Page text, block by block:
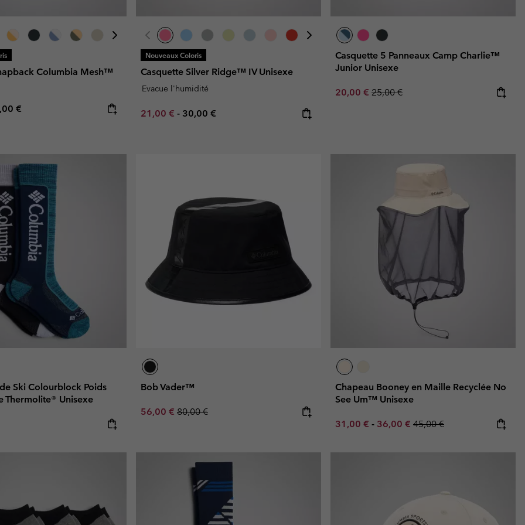
Columbia Mesh™
price: price:
€
Nouveaux Coloris
Casquette Silver Ridge™ IV Unisexe
Evacue l'humidité
Minimum sale price:
21,00 € - Maximum price:
30,00 €
Casquette 5 Panneaux Camp Charlie™
Junior Unisexe
Sale price:
20,00 € Regular price:
25,00 €
Ski Colourblock Poids
Thermolite® Unisexe
Bob Vader™
Sale price:
56,00 € Regular price:
80,00 €
Chapeau Booney en Maille Recyclée No
See Um™ Unisexe
Minimum sale price:
31,00 € - Maximum sale price:
36,00 € Regular price:
45,00 €